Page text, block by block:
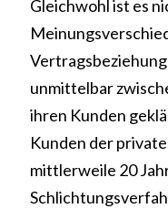
Gleichwohl ist es
unmittelbar
ihren Kunden
Kunden der
mittlerweile 20